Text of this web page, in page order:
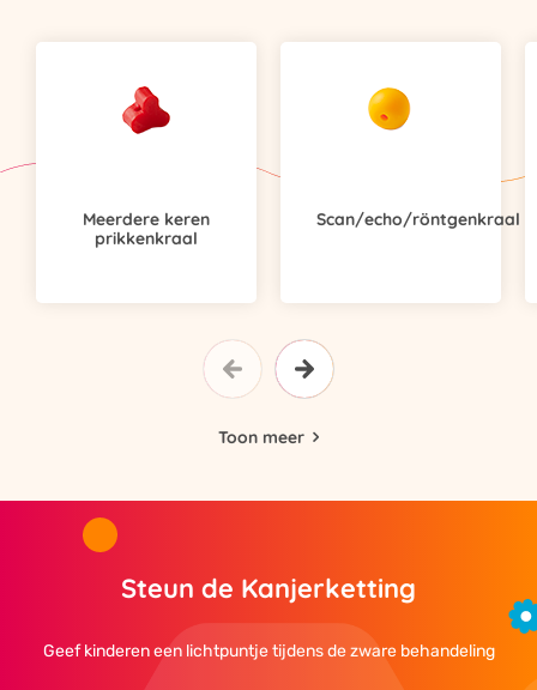
Meerdere keren
prikkenkraal
Scan/echo/röntgenkraal
Toon meer
Steun de Kanjerketting
Geef kinderen een lichtpuntje tijdens de zware behandeling